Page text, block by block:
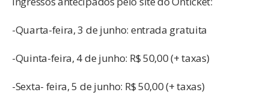
-Quarta-feira, 3 de junho: entrada gratuita
-Quinta-feira, 4 de junho: R$ 50,00 (+ taxas)
-Sexta- feira, 5 de junho: R$ 50,00 (+ taxas)